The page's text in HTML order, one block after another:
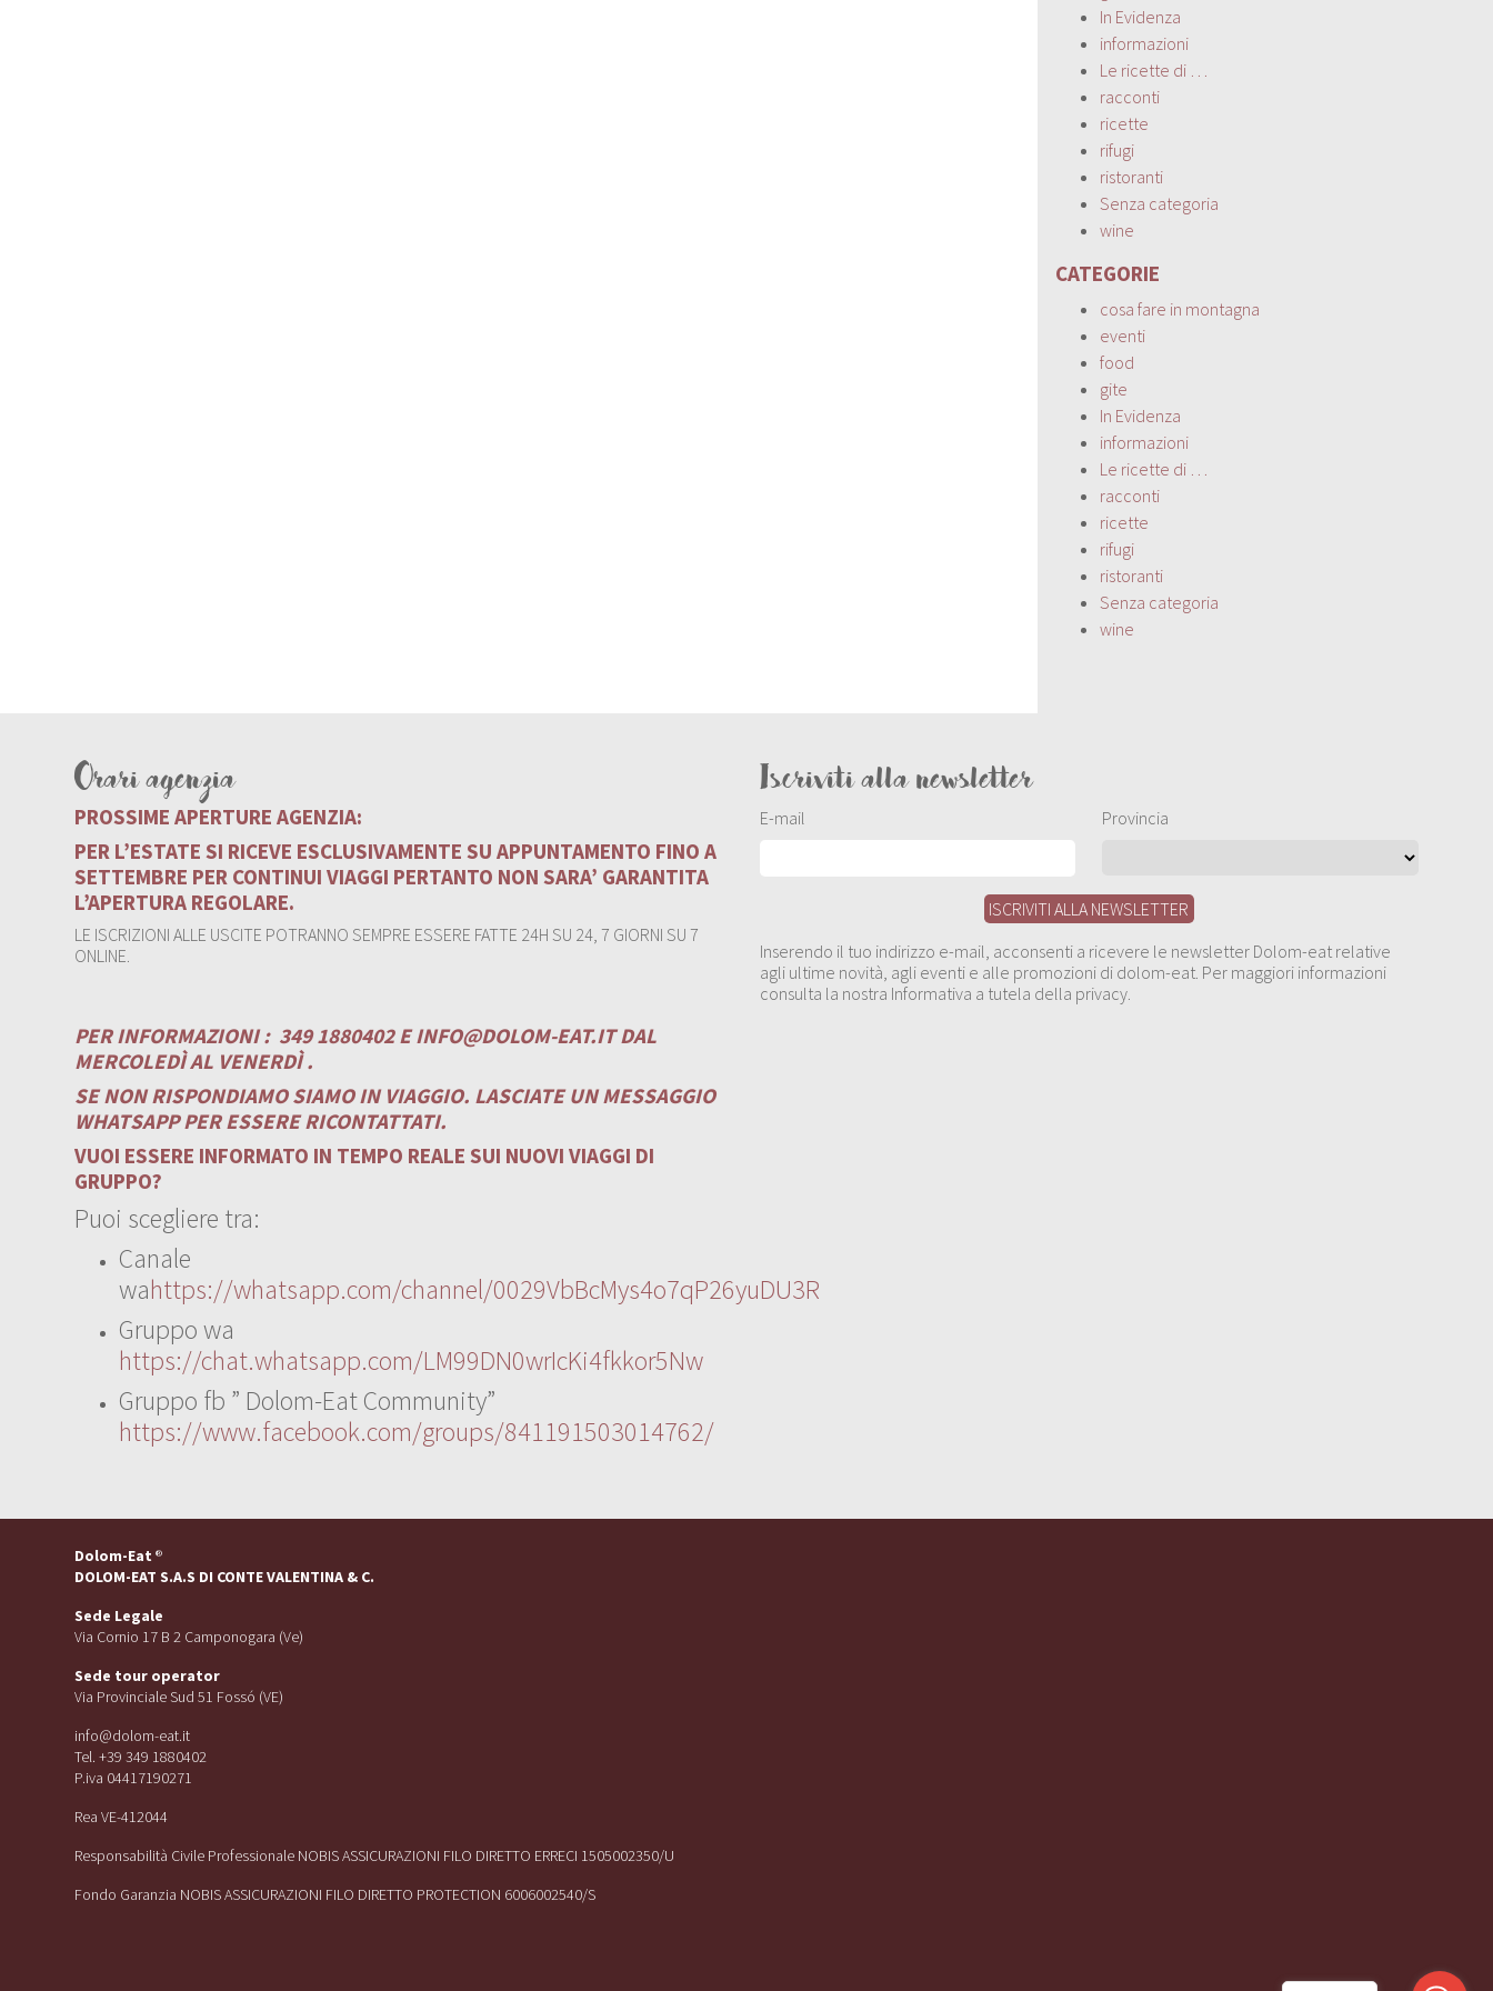
In Evidenza
informazioni
Le ricette di …
racconti
ricette
rifugi
ristoranti
Senza categoria
wine
CATEGORIE
cosa fare in montagna
eventi
food
gite
In Evidenza
informazioni
Le ricette di …
racconti
ricette
rifugi
ristoranti
Senza categoria
wine
Orari agenzia
PROSSIME APERTURE AGENZIA:
PER L’ESTATE SI RICEVE ESCLUSIVAMENTE SU APPUNTAMENTO FINO A
SETTEMBRE PER CONTINUI VIAGGI PERTANTO NON SARA’ GARANTITA
L’APERTURA REGOLARE.
LE ISCRIZIONI ALLE USCITE POTRANNO SEMPRE ESSERE FATTE 24H SU 24, 7 GIORNI SU 7
ONLINE.
PER INFORMAZIONI : 349 1880402 EINFO@DOLOM-EAT.ITDAL
MERCOLEDÌ AL VENERDÌ .
SE NON RISPONDIAMO SIAMO IN VIAGGIO. LASCIATE UN MESSAGGIO
WHATSAPP PER ESSERE RICONTATTATI.
VUOI ESSERE INFORMATO IN TEMPO REALE SUI NUOVI VIAGGI DI
GRUPPO?
Puoi scegliere tra:
Canale
wahttps://whatsapp.com/channel/0029VbBcMys4o7qP26yuDU3R
Gruppo wa
https://chat.whatsapp.com/LM99DN0wrIcKi4fkkor5Nw
Gruppo fb ” Dolom-Eat Community”
https://www.facebook.com/groups/841191503014762/
Iscriviti alla newsletter
E-mail Provincia
Inserendo il tuo indirizzo e-mail, acconsenti a ricevere le newsletter Dolom-eat relative
agli ultime novità, agli eventi e alle promozioni di dolom-eat. Per maggiori informazioni
consulta la nostra Informativa a tutela della privacy.
Dolom-Eat ®
DOLOM-EAT S.A.S DI CONTE VALENTINA & C.
Sede Legale
Via Cornio 17 B 2 Camponogara (Ve)
Sede tour operator
Via Provinciale Sud 51 Fossó (VE)
info@dolom-eat.it
Tel. +39 349 1880402
P.iva 04417190271
Rea VE-412044
Responsabilità Civile Professionale NOBIS ASSICURAZIONI FILO DIRETTO ERRECI 1505002350/U
Fondo Garanzia NOBIS ASSICURAZIONI FILO DIRETTO PROTECTION 6006002540/S